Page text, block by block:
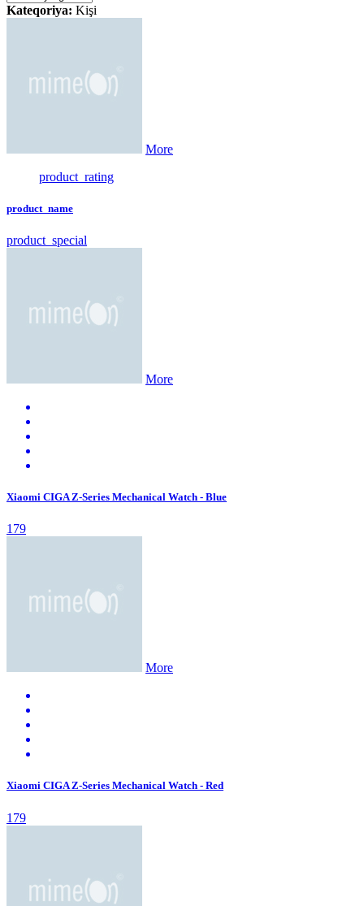
Kateqoriya: Kişi
More
product_rating
product_name
product_special
More
Xiaomi CIGA Z-Series Mechanical Watch - Blue
179
More
Xiaomi CIGA Z-Series Mechanical Watch - Red
179